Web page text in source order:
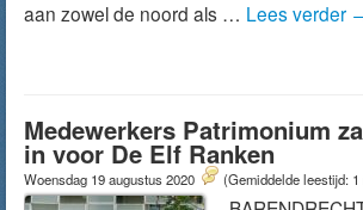
aan zowel de noord als … Lees verder
Medewerkers Patrimonium
in voor De Elf Ranken
Woensdag 19 augustus 2020 (Gemiddelde leestijd: